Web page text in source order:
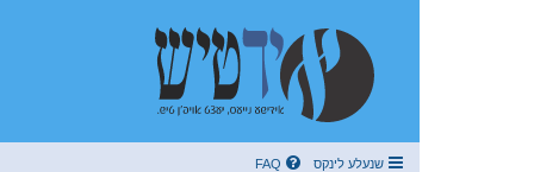
שנעלע לינקס FAQ